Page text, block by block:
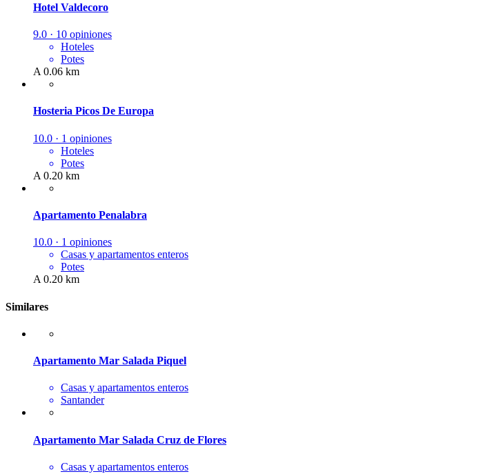
Hotel Valdecoro
9.0 · 10 opiniones
Hoteles
Potes
A 0.06 km
Hosteria Picos De Europa
10.0 · 1 opiniones
Hoteles
Potes
A 0.20 km
Apartamento Penalabra
10.0 · 1 opiniones
Casas y apartamentos enteros
Potes
A 0.20 km
Similares
Apartamento Mar Salada Piquel
Casas y apartamentos enteros
Santander
Apartamento Mar Salada Cruz de Flores
Casas y apartamentos enteros